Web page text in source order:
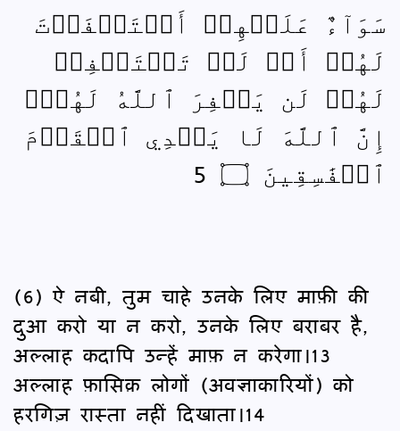
سَوَآءٌ عَلَيۡهِمۡ أَسۡتَغۡفَرۡتَ
لَهُمۡ أَمۡ لَمۡ تَسۡتَغۡفِرۡ
لَهُمۡ لَن يَغۡفِرَ ٱللَّهُ لَهُمۡۚ
إِنَّ ٱللَّهَ لَا يَهۡدِي ٱلۡقَوۡمَ
ٱلۡفَٰسِقِينَ ۝ 5
(6) ऐ नबी, तुम चाहे उनके लिए माफ़ी की
दुआ करो या न करो, उनके लिए बराबर है,
अल्लाह कदापि उन्हें माफ़ न करेगा।13
अल्लाह फ़ासिक़ लोगों (अवज्ञाकारियों) को
हरगिज़ रास्ता नहीं दिखाता।14